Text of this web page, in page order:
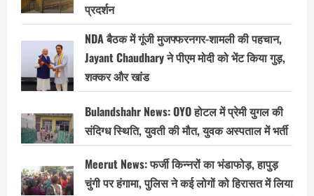
प्रदर्शन
NDA बैठक में गूंजी मुजफ्फरनगर-शामली की पहचान,
Jayant Chaudhary ने पीएम मोदी को भेंट किया गुड़,
शक्कर और खांड
Bulandshahr News: OYO होटल में प्रेमी युगल की
संदिग्ध स्थिति, युवती की मौत, युवक अस्पताल में भर्ती
Meerut News: फर्जी किन्नरों का भंडाफोड़, हापुड़
चुंगी पर हंगामा, पुलिस ने कई लोगों को हिरासत में लिया